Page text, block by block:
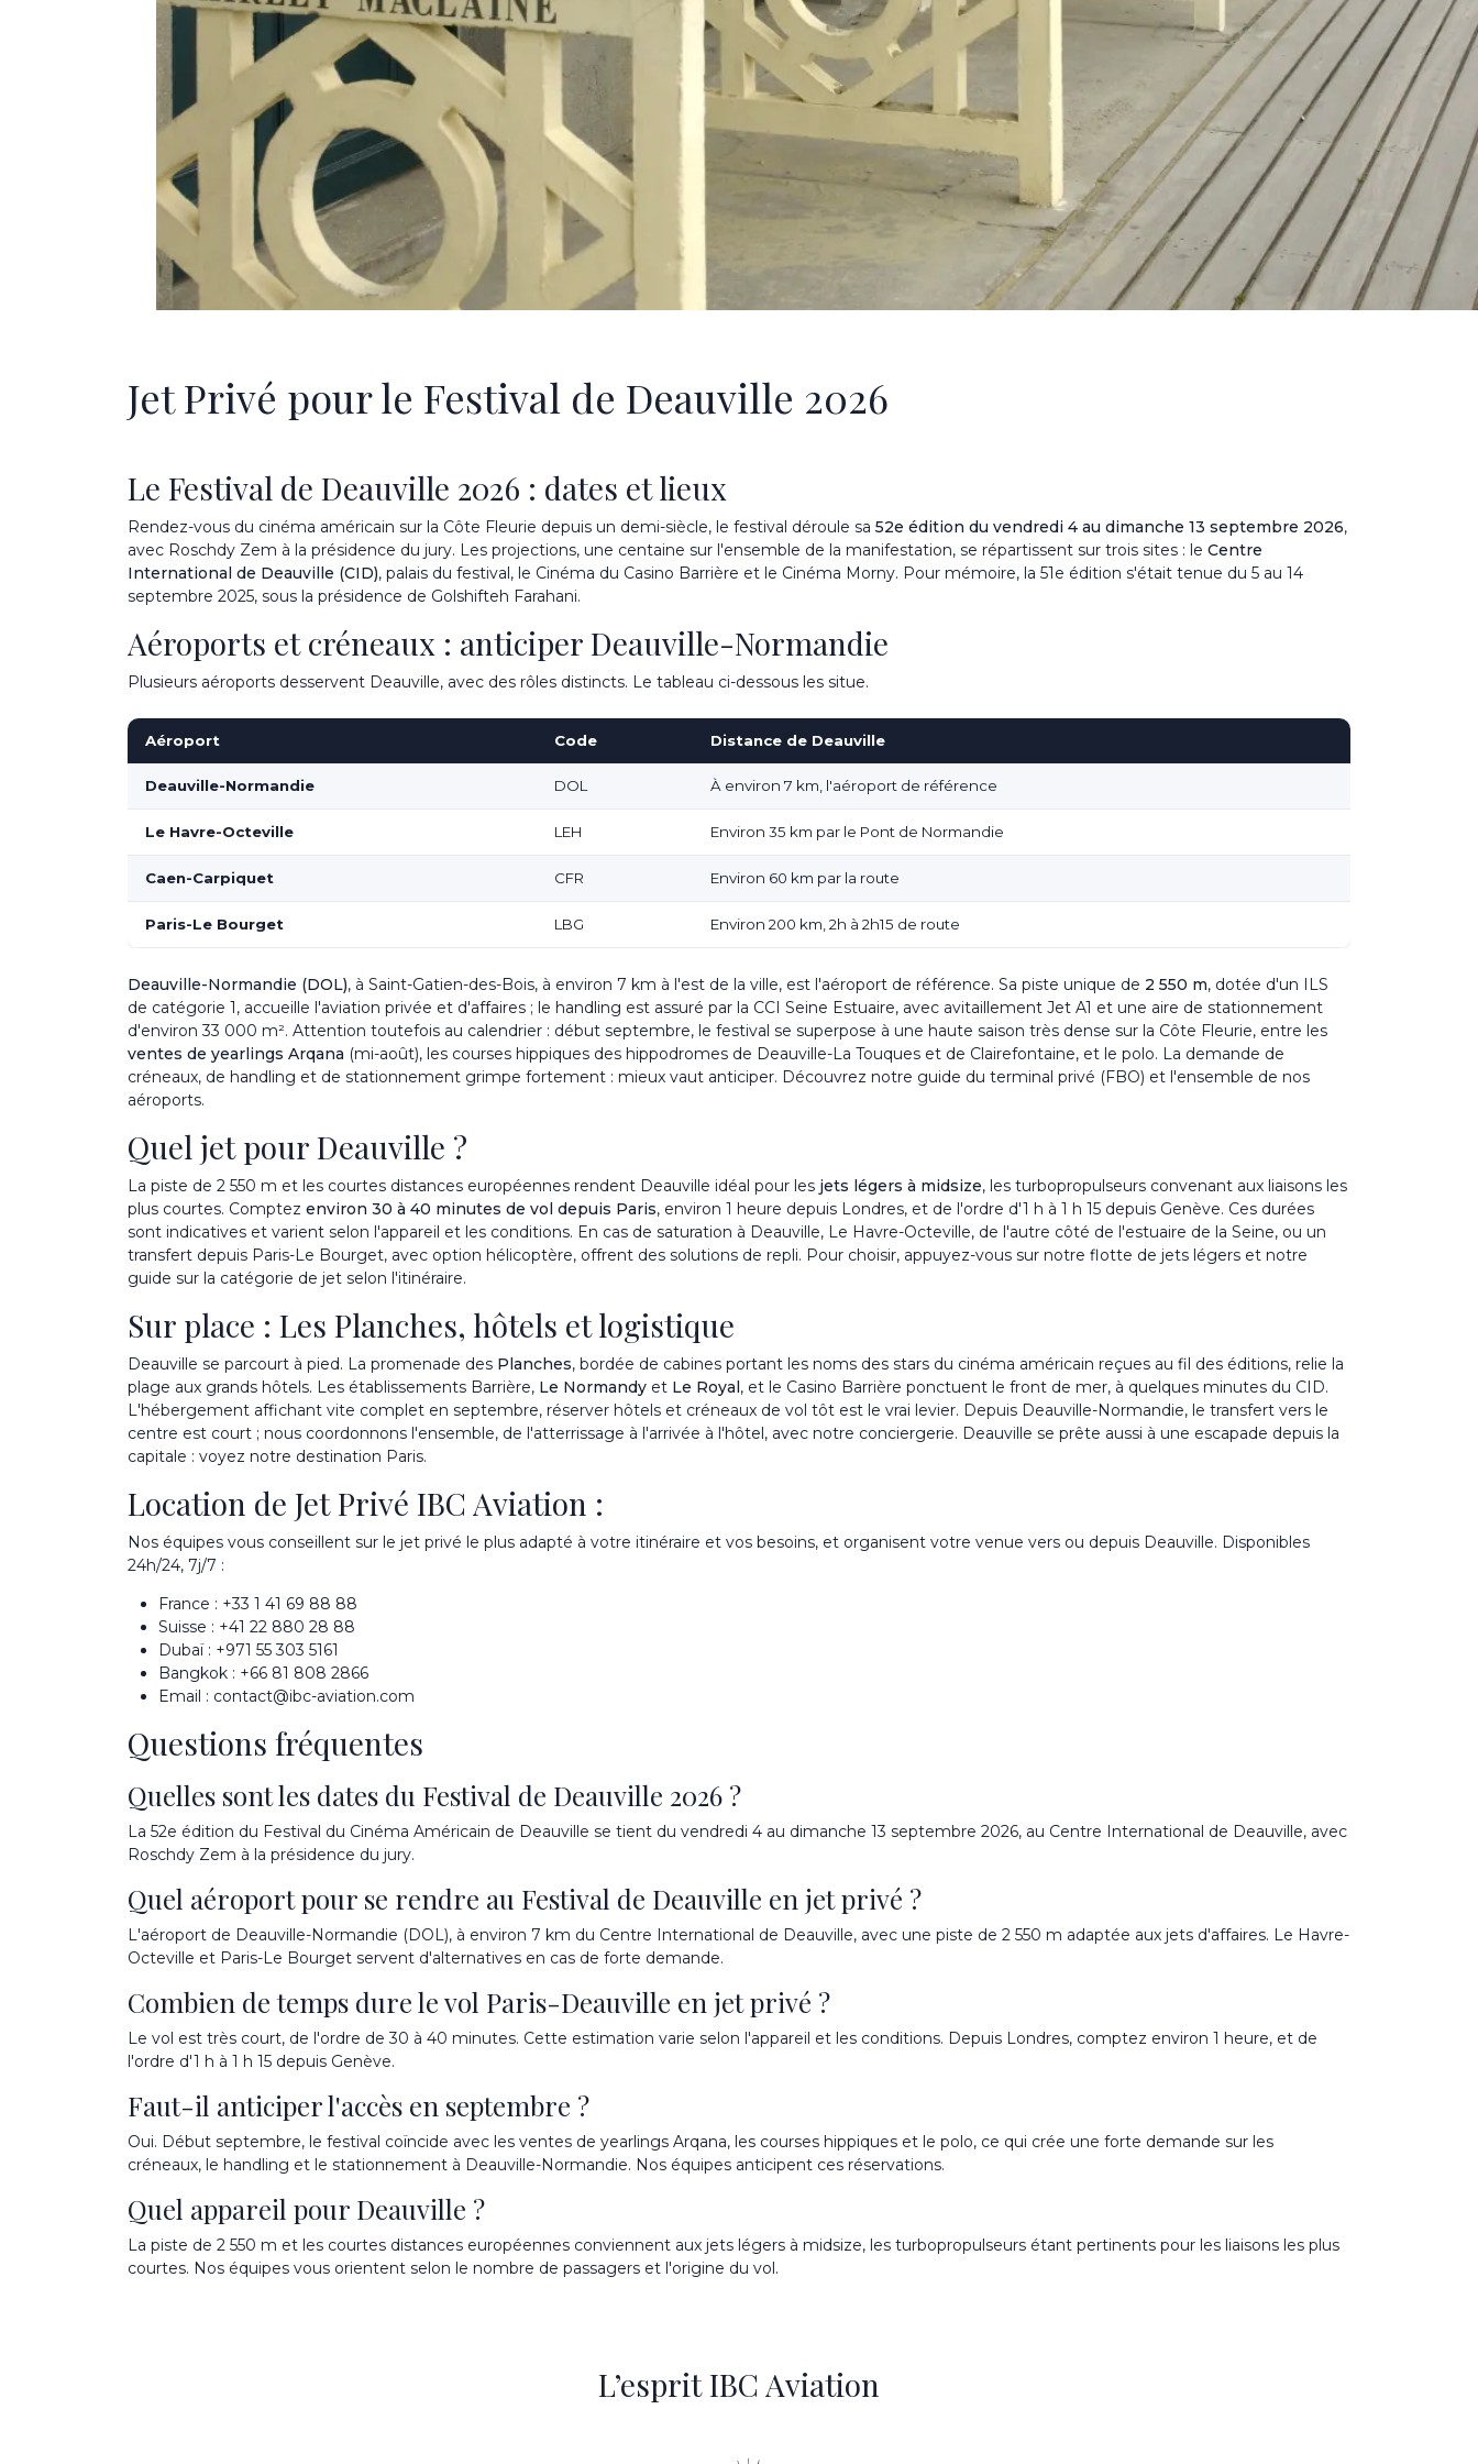
Jet Privé pour le Festival de Deauville 2026
Le Festival de Deauville 2026 : dates et lieux
Rendez-vous du cinéma américain sur la Côte Fleurie depuis un demi-siècle, le festival déroule sa 52e édition du vendredi 4 au dimanche 13 septembre 2026,
avec Roschdy Zem à la présidence du jury. Les projections, une centaine sur l'ensemble de la manifestation, se répartissent sur trois sites : le Centre
International de Deauville (CID), palais du festival, le Cinéma du Casino Barrière et le Cinéma Morny. Pour mémoire, la 51e édition s'était tenue du 5 au 14
septembre 2025, sous la présidence de Golshifteh Farahani.
Aéroports et créneaux : anticiper Deauville-Normandie
Plusieurs aéroports desservent Deauville, avec des rôles distincts. Le tableau ci-dessous les situe.
Aéroport Code Distance de Deauville
Deauville-Normandie DOL À environ 7 km, l'aéroport de référence
Le Havre-Octeville LEH Environ 35 km par le Pont de Normandie
Caen-Carpiquet CFR Environ 60 km par la route
Paris-Le Bourget LBG Environ 200 km, 2h à 2h15 de route
Deauville-Normandie (DOL), à Saint-Gatien-des-Bois, à environ 7 km à l'est de la ville, est l'aéroport de référence. Sa piste unique de 2 550 m, dotée d'un ILS
de catégorie 1, accueille l'aviation privée et d'affaires ; le handling est assuré par la CCI Seine Estuaire, avec avitaillement Jet A1 et une aire de stationnement
d'environ 33 000 m². Attention toutefois au calendrier : début septembre, le festival se superpose à une haute saison très dense sur la Côte Fleurie, entre les
ventes de yearlings Arqana (mi-août), les courses hippiques des hippodromes de Deauville-La Touques et de Clairefontaine, et le polo. La demande de
créneaux, de handling et de stationnement grimpe fortement : mieux vaut anticiper. Découvrez notre guide du terminal privé (FBO) et l'ensemble de nos
aéroports.
Quel jet pour Deauville ?
La piste de 2 550 m et les courtes distances européennes rendent Deauville idéal pour les jets légers à midsize, les turbopropulseurs convenant aux liaisons les
plus courtes. Comptez environ 30 à 40 minutes de vol depuis Paris, environ 1 heure depuis Londres, et de l'ordre d'1 h à 1 h 15 depuis Genève. Ces durées
sont indicatives et varient selon l'appareil et les conditions. En cas de saturation à Deauville, Le Havre-Octeville, de l'autre côté de l'estuaire de la Seine, ou un
transfert depuis Paris-Le Bourget, avec option hélicoptère, offrent des solutions de repli. Pour choisir, appuyez-vous sur notre flotte de jets légers et notre
guide sur la catégorie de jet selon l'itinéraire.
Sur place : Les Planches, hôtels et logistique
Deauville se parcourt à pied. La promenade des Planches, bordée de cabines portant les noms des stars du cinéma américain reçues au fil des éditions, relie la
plage aux grands hôtels. Les établissements Barrière, Le Normandy et Le Royal, et le Casino Barrière ponctuent le front de mer, à quelques minutes du CID.
L'hébergement affichant vite complet en septembre, réserver hôtels et créneaux de vol tôt est le vrai levier. Depuis Deauville-Normandie, le transfert vers le
centre est court ; nous coordonnons l'ensemble, de l'atterrissage à l'arrivée à l'hôtel, avec notre conciergerie. Deauville se prête aussi à une escapade depuis la
capitale : voyez notre destination Paris.
Location de Jet Privé IBC Aviation :
Nos équipes vous conseillent sur le jet privé le plus adapté à votre itinéraire et vos besoins, et organisent votre venue vers ou depuis Deauville. Disponibles
24h/24, 7j/7 :
France : +33 1 41 69 88 88
Suisse : +41 22 880 28 88
Dubaï : +971 55 303 5161
Bangkok : +66 81 808 2866
Email : contact@ibc-aviation.com
Questions fréquentes
Quelles sont les dates du Festival de Deauville 2026 ?
La 52e édition du Festival du Cinéma Américain de Deauville se tient du vendredi 4 au dimanche 13 septembre 2026, au Centre International de Deauville, avec
Roschdy Zem à la présidence du jury.
Quel aéroport pour se rendre au Festival de Deauville en jet privé ?
L'aéroport de Deauville-Normandie (DOL), à environ 7 km du Centre International de Deauville, avec une piste de 2 550 m adaptée aux jets d'affaires. Le Havre-
Octeville et Paris-Le Bourget servent d'alternatives en cas de forte demande.
Combien de temps dure le vol Paris-Deauville en jet privé ?
Le vol est très court, de l'ordre de 30 à 40 minutes. Cette estimation varie selon l'appareil et les conditions. Depuis Londres, comptez environ 1 heure, et de
l'ordre d'1 h à 1 h 15 depuis Genève.
Faut-il anticiper l'accès en septembre ?
Oui. Début septembre, le festival coïncide avec les ventes de yearlings Arqana, les courses hippiques et le polo, ce qui crée une forte demande sur les
créneaux, le handling et le stationnement à Deauville-Normandie. Nos équipes anticipent ces réservations.
Quel appareil pour Deauville ?
La piste de 2 550 m et les courtes distances européennes conviennent aux jets légers à midsize, les turbopropulseurs étant pertinents pour les liaisons les plus
courtes. Nos équipes vous orientent selon le nombre de passagers et l'origine du vol.
L’esprit IBC Aviation